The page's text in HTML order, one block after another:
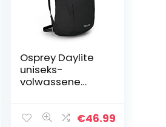
Osprey Daylite
uniseks-
volwassene
€46.99